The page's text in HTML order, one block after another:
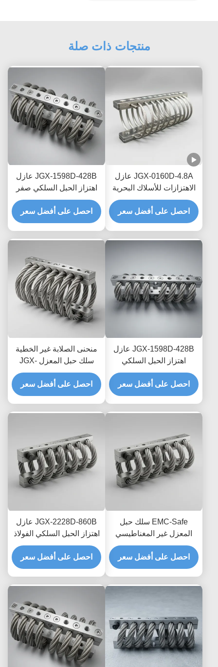
منتجات ذات صلة
JGX-0160D-4.8A عازل
الاهتزازات للأسلاك البحرية
البحرية الخالية من الصيانة
احصل على أفضل سعر
JGX-1598D-428B عازل
اهتزاز الحبل السلكي صفر
الزحف التخفيف الاحتكاك
الخالي من الزيت لحماية
النقل البحري العابر
احصل على أفضل سعر
JGX-1598D-428B عازل
اهتزاز الحبل السلكي
الفطري المقاوم للغسل
الكيميائي عازل الفولاذ
المقاوم للصدأ
احصل على أفضل سعر
منحنى الصلابة غير الخطية
سلك حبل المعزل JGX-
2228D-665B حامل معدني
بالكامل صديق للبيئة
للمعدات الصناعية
احصل على أفضل سعر
EMC-Safe سلك حبل
المعزل غير المغناطيسي
JGX-2228D-665B حامل
تبديد الصدمات العابر
للإلكترونيات الدقيقة
احصل على أفضل سعر
JGX-2228D-860B عازل
اهتزاز الحبل السلكي الفولاذ
المقاوم للصدأ حياة طويلة
الصناعية مستمع الصدمات
احصل على أفضل سعر